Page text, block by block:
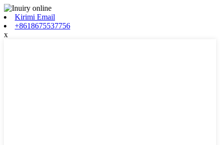
Kirimi Email
+8618675537756
x